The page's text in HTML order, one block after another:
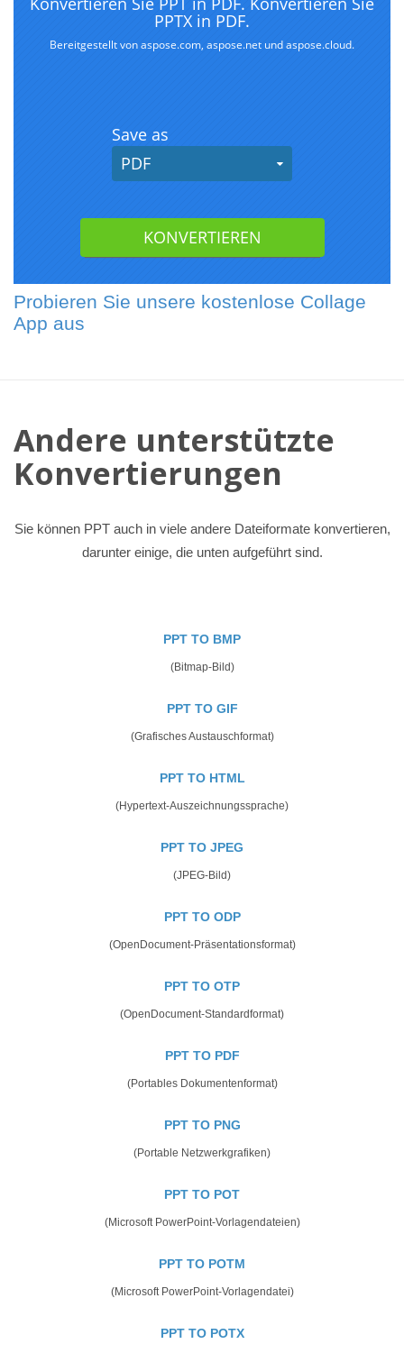
Probieren Sie unsere kostenlose Collage
App aus
Andere unterstützte
Konvertierungen
Sie können PPT auch in viele andere Dateiformate konvertieren,
darunter einige, die unten aufgeführt sind.
PPT TO BMP
(Bitmap-Bild)
PPT TO GIF
(Grafisches Austauschformat)
PPT TO HTML
(Hypertext-Auszeichnungssprache)
PPT TO JPEG
(JPEG-Bild)
PPT TO ODP
(OpenDocument-Präsentationsformat)
PPT TO OTP
(OpenDocument-Standardformat)
PPT TO PDF
(Portables Dokumentenformat)
PPT TO PNG
(Portable Netzwerkgrafiken)
PPT TO POT
(Microsoft PowerPoint-Vorlagendateien)
PPT TO POTM
(Microsoft PowerPoint-Vorlagendatei)
PPT TO POTX